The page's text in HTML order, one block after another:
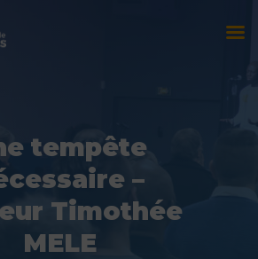
tempête
–
Timothée
MELE